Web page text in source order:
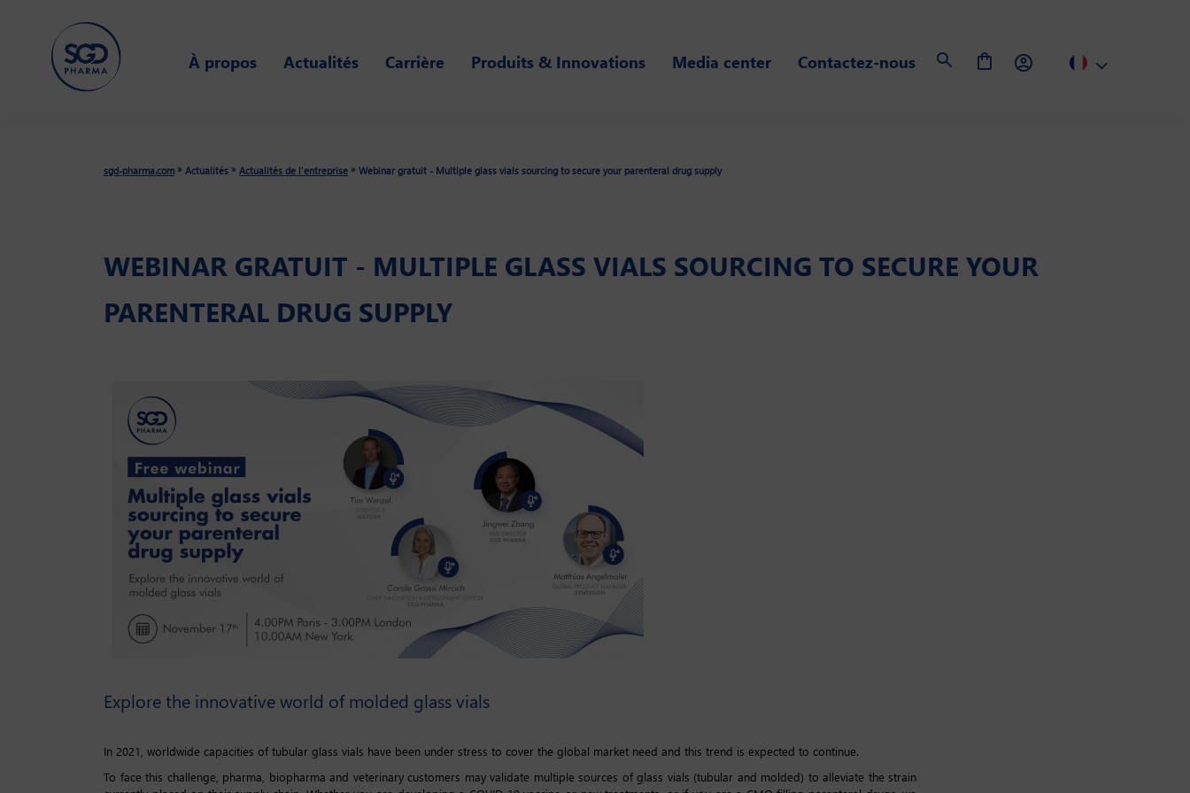
À propos Actualités Carrière Produits & Innovations Media center Contactez-nous
sgd-pharma.com » Actualités » Actualités de l'entreprise » Webinar gratuit - Multiple glass vials sourcing to secure your parenteral drug supply
WEBINAR GRATUIT - MULTIPLE GLASS VIALS SOURCING TO SECURE YOUR
PARENTERAL DRUG SUPPLY
Explore the innovative world of molded glass vials
In 2021, worldwide capacities of tubular glass vials have been under stress to cover the global market need and this trend is expected to continue.
To face this challenge, pharma, biopharma and veterinary customers may validate multiple sources of glass vials (tubular and molded) to alleviate the strain